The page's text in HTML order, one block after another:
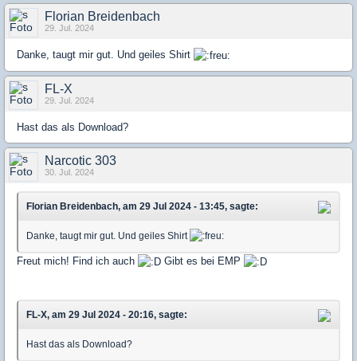
Florian Breidenbach
29. Jul. 2024
Danke, taugt mir gut. Und geiles Shirt
FL-X
29. Jul. 2024
Hast das als Download?
Narcotic 303
30. Jul. 2024
Florian Breidenbach, am 29 Jul 2024 - 13:45, sagte:
Danke, taugt mir gut. Und geiles Shirt
Freut mich! Find ich auch Gibt es bei EMP
FL-X, am 29 Jul 2024 - 20:16, sagte:
Hast das als Download?